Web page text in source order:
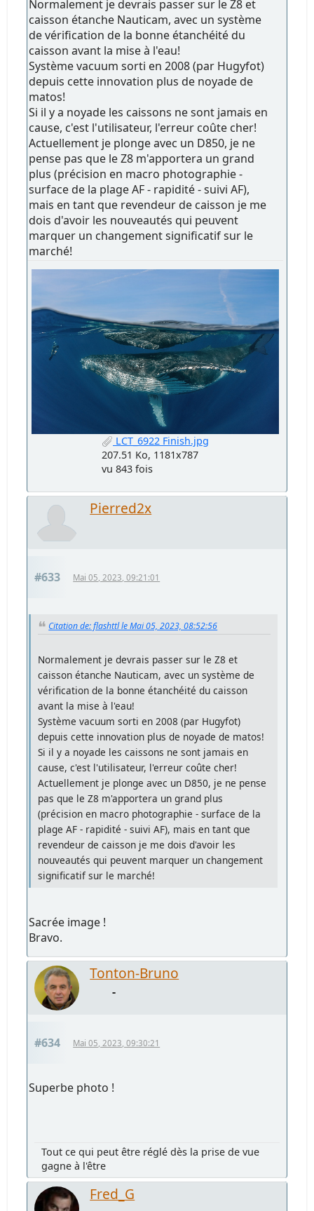
Normalement je devrais passer sur le Z8 et
caisson étanche Nauticam, avec un système
de vérification de la bonne étanchéité du
caisson avant la mise à l'eau!
Système vacuum sorti en 2008 (par Hugyfot)
depuis cette innovation plus de noyade de
matos!
Si il y a noyade les caissons ne sont jamais en
cause, c'est l'utilisateur, l'erreur coûte cher!
Actuellement je plonge avec un D850, je ne
pense pas que le Z8 m'apportera un grand
plus (précision en macro photographie -
surface de la plage AF - rapidité - suivi AF),
mais en tant que revendeur de caisson je me
dois d'avoir les nouveautés qui peuvent
marquer un changement significatif sur le
marché!
LCT_6922 Finish.jpg
207.51 Ko, 1181x787
vu 843 fois
Pierred2x
#633 Mai 05, 2023, 09:21:01
Citation de: flashttl le Mai 05, 2023, 08:52:56
Normalement je devrais passer sur le Z8 et
caisson étanche Nauticam, avec un système de
vérification de la bonne étanchéité du caisson
avant la mise à l'eau!
Système vacuum sorti en 2008 (par Hugyfot)
depuis cette innovation plus de noyade de matos!
Si il y a noyade les caissons ne sont jamais en
cause, c'est l'utilisateur, l'erreur coûte cher!
Actuellement je plonge avec un D850, je ne pense
pas que le Z8 m'apportera un grand plus
(précision en macro photographie - surface de la
plage AF - rapidité - suivi AF), mais en tant que
revendeur de caisson je me dois d'avoir les
nouveautés qui peuvent marquer un changement
significatif sur le marché!
Sacrée image !
Bravo.
Tonton-Bruno
-
#634 Mai 05, 2023, 09:30:21
Superbe photo !
Tout ce qui peut être réglé dès la prise de vue
gagne à l'être
Fred_G